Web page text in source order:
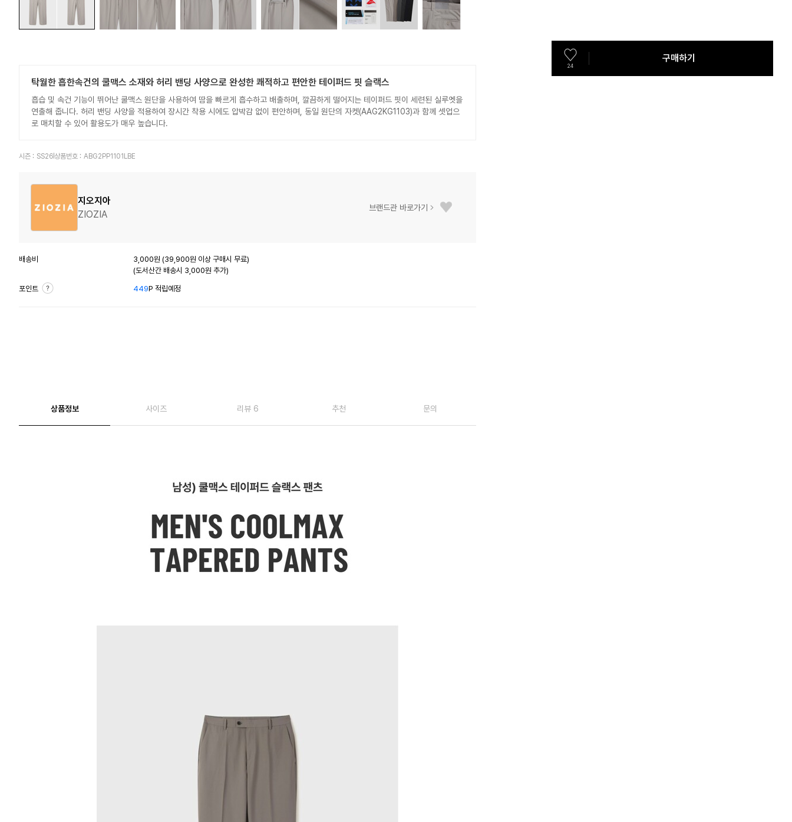
탁월한 흡한속건의 쿨맥스 소재와 허리 밴딩 사양으로 완성한 쾌적하고 편안한 테이퍼드 핏 슬랙스
흡습 및 속건 기능이 뛰어난 쿨맥스 원단을 사용하여 땀을 빠르게 흡수하고 배출하며, 깔끔하게 떨어지는 테이퍼드 핏이 세련된 실루엣을
연출해 줍니다. 허리 밴딩 사양을 적용하여 장시간 착용 시에도 압박감 없이 편안하며, 동일 원단의 자켓(AAG2KG1103)과 함께 셋업으
로 매치할 수 있어 활용도가 매우 높습니다.
시즌 : SS26 상품번호 : ABG2PP1101LBE
지오지아
ZIOZIA
브랜드관 바로가기
배송비
3,000원 (39,900원 이상 구매시 무료)
(도서산간 배송시 3,000원 추가)
포인트 449P 적립예정
상품정보 사이즈 리뷰 6 추천 문의
24
구매하기